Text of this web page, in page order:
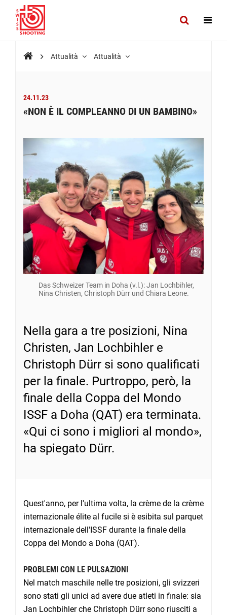
Attualità Attualità
24.11.23
«NON È IL COMPLEANNO DI UN BAMBINO»
Das Schweizer Team in Doha (v.l.): Jan Lochbihler,
Nina Christen, Christoph Dürr und Chiara Leone.
Nella gara a tre posizioni, Nina
Christen, Jan Lochbihler e
Christoph Dürr si sono qualificati
per la finale. Purtroppo, però, la
finale della Coppa del Mondo
ISSF a Doha (QAT) era terminata.
«Qui ci sono i migliori al mondo»,
ha spiegato Dürr.
Quest'anno, per l'ultima volta, la crème de la crème
internazionale élite al fucile si è esibita sul parquet
internazionale dell'ISSF durante la finale della
Coppa del Mondo a Doha (QAT).
PROBLEMI CON LE PULSAZIONI
Nel match maschile nelle tre posizioni, gli svizzeri
sono stati gli unici ad avere due atleti in finale: sia
Jan Lochbihler che Christoph Dürr sono riusciti a